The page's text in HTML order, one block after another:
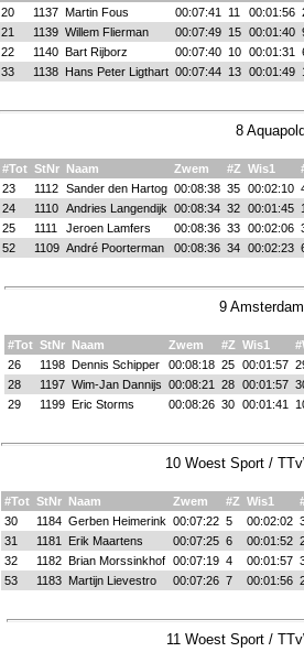
20
1137 Martin Fous 00:07:41 11 00:01:56
21
1139 Willem Flierman 00:07:49 15 00:01:40
22
1140 Bart Rijborz 00:07:40 10 00:01:31
33
1138 Hans Peter Ligthart 00:07:44 13 00:01:49
8
#Tot StNr Naam Zwem #Z Wis1
23
1112 Sander den Hartog 00:08:38 35 00:02:10
24
1110 Andries Langendijk 00:08:34 32 00:01:45
25
1111 Jeroen Lamfers 00:08:36 33 00:02:06
52
1109 André Poorterman 00:08:36 34 00:02:23
9
#Tot StNr Naam Zwem #Z Wis1
26
1198 Dennis Schipper 00:08:18 25 00:01:57
28
1197 Wim-Jan Dannijs 00:08:21 28 00:01:57
29
1199 Eric Storms 00:08:26 30 00:01:41
10 Woest Sport /
#Tot StNr Naam Zwem #Z Wis1
30
1184 Gerben Heimerink 00:07:22 5 00:02:02
31
1181 Erik Maartens 00:07:25 6 00:01:52
32
1182 Brian Morssinkhof 00:07:19 4 00:01:57
53
1183 Martijn Lievestro 00:07:26 7 00:01:56
11 Woest Sport /